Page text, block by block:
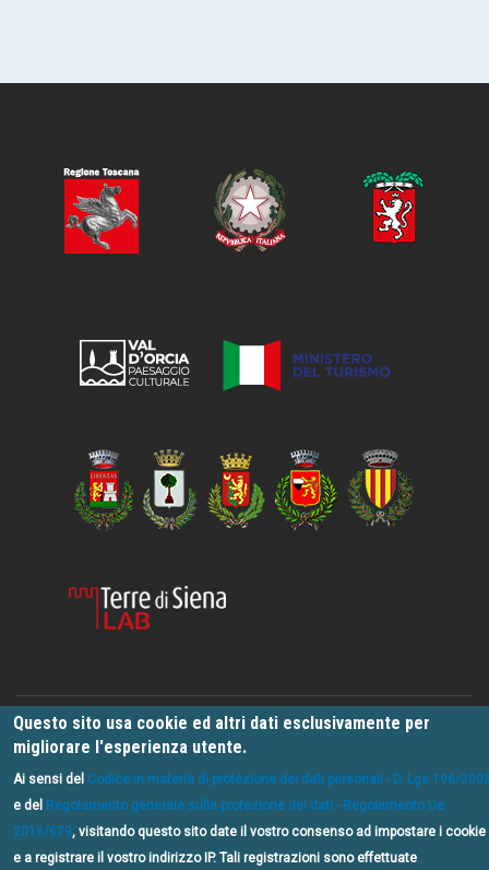
Progetto Valdorcia Outdoor finanziato dal Ministero del Turismo
volti alla valorizzazione dei Comuni a vocazione turistico-culturale nei
cui territori sono ubicati siti riconosciuti dall’UNESCO patrimonio
dell’umanità e dei Comuni appartenenti alla rete delle Città Creative
dell’UNESCO.
Questo sito usa cookie ed altri dati esclusivamente per
migliorare l'esperienza utente.
Ai sensi del Codice in materia di protezione dei dati personali - D. Lgs 196/
e del Regolamento generale sulla protezione dei dati - Regolamento Ue
2016/679, visitando questo sito date il vostro consenso ad impostare i cookie
e a registrare il vostro indirizzo IP. Tali registrazioni sono effettuate